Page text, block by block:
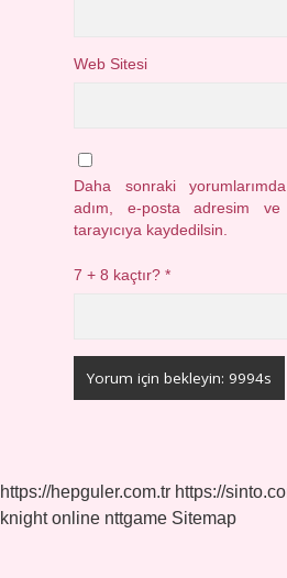
Web Sitesi
Daha sonraki
adım, e-posta adresim
tarayıcıya kaydedilsin.
7 + 8 kaçtır?*
https://hepguler.com.tr https://
knight online nttgame Sitemap